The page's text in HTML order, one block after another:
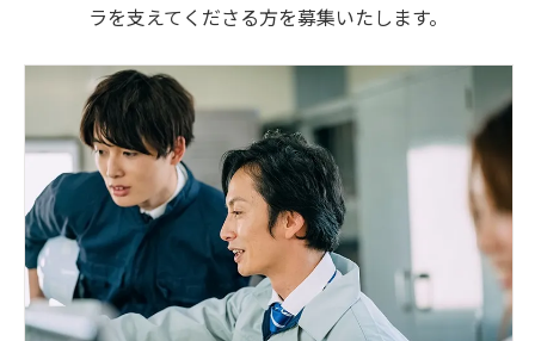
ラを支えてくださる方を募集いたします。